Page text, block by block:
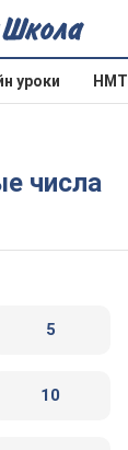
уроки НМТ
числа
5
10